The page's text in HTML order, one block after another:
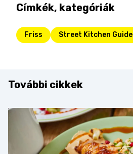
Címkék, kategóriák
Friss Street Kitchen Guide
További cikkek